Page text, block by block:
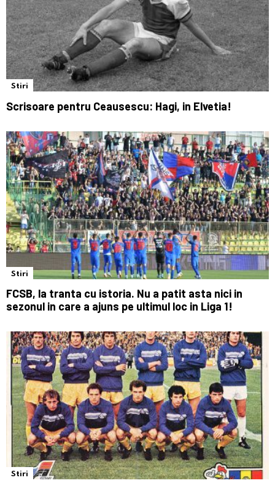
Stiri
Scrisoare pentru Ceausescu: Hagi, in Elvetia!
Stiri
FCSB, la tranta cu istoria. Nu a patit asta nici in
sezonul in care a ajuns pe ultimul loc in Liga 1!
Stiri